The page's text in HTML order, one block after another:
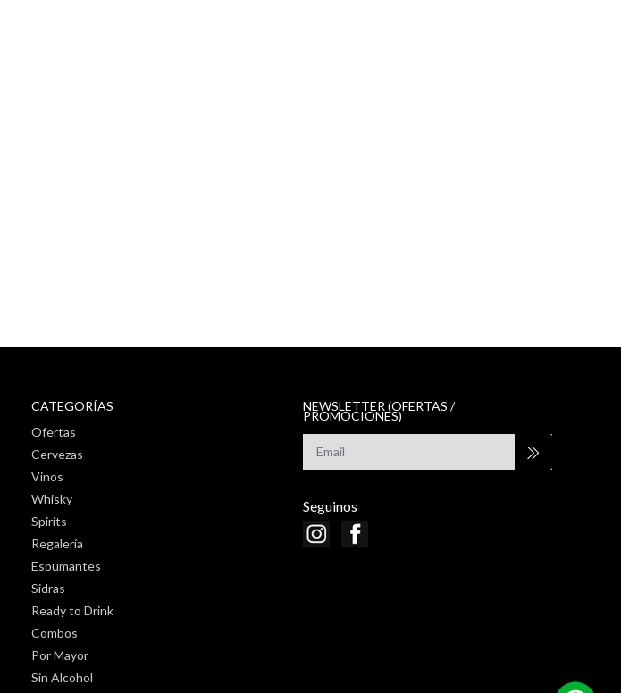
CATEGORÍAS
Ofertas
Cervezas
Vinos
Whisky
Spirits
Regalería
Espumantes
Sidras
Ready to Drink
Combos
Por Mayor
Sin Alcohol
NEWSLETTER (OFERTAS /
PROMOCIONES)
Seguinos